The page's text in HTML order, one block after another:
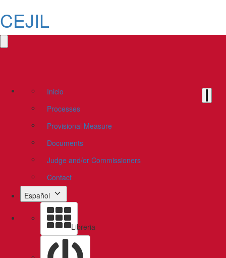
CEJIL
Inicio
Processes
Provisional Measure
Documents
Judge and/or Commissioners
Contact
Español
Libreria